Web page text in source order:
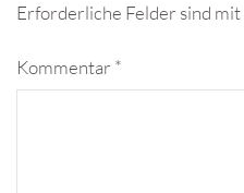
Erforderliche Felder sind mit
Kommentar *